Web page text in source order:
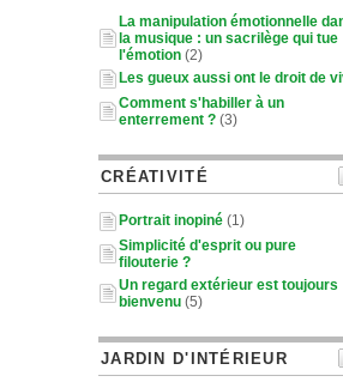
La manipulation émotionnelle
la musique : un sacrilège qui tue
l'émotion (2)
Les gueux aussi ont le droit de
Comment s'habiller à un
enterrement ? (3)
CRÉATIVITÉ
Portrait inopiné (1)
Simplicité d'esprit ou pure
filouterie ?
Un regard extérieur est toujours
bienvenu (5)
JARDIN D'INTÉRIEUR